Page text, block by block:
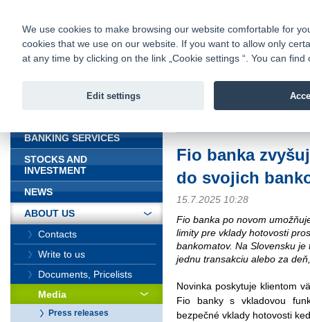
Fio bank
Fio banka
Fio banka
do svojich
15.7.2025 10:28
Fio banka po novom
limity pre vklady hotovosti
bankomatov. Na Slovensku
jednu transakciu alebo za
Novinka poskytuje klientom
Fio banky s vkladovou
bezpečné vklady hotovosti
BANKING SERVICES
STOCKS AND
INVESTMENT
NEWS
ABOUT US
Contacts
Write to us
Documents, Pricelists
Media
Press releases
We use cookies to make browsing our website comfortable for
cookies that we use on our website. If you want to allow only
at any time by clicking on the link „Cookie settings “. You can
Edit settings